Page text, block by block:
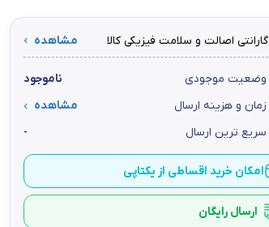
گارانتی اصالت و سلامت فیزیکی کالا مشاهده
وضعیت موجودی
ناموجود
زمان و هزینه ارسال
مشاهده
سریع ترین ارسال
-
امکان خرید اقساطی از یکتاپی
ارسال رایگان